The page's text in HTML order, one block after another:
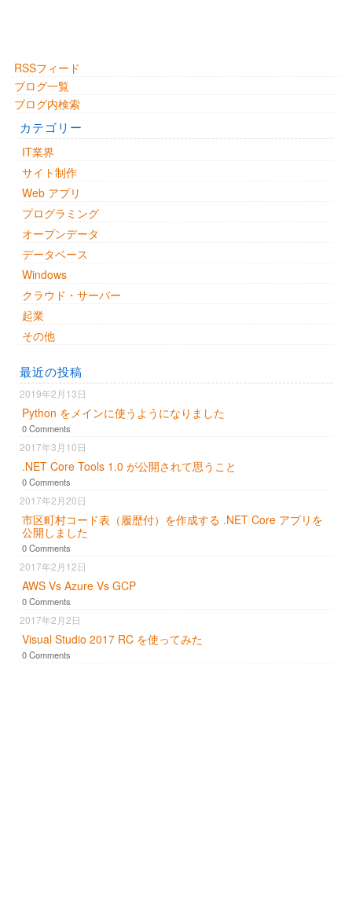
RSSフィード
ブログ一覧
ブログ内検索
カテゴリー
IT業界
サイト制作
Web アプリ
プログラミング
オープンデータ
データベース
Windows
クラウド・サーバー
起業
その他
最近の投稿
2019年2月13日
Python をメインに使うようになりました
0 Comments
2017年3月10日
.NET Core Tools 1.0 が公開されて思うこと
0 Comments
2017年2月20日
市区町村コード表（履歴付）を作成する .NET Core アプリを
公開しました
0 Comments
2017年2月12日
AWS Vs Azure Vs GCP
0 Comments
2017年2月2日
Visual Studio 2017 RC を使ってみた
0 Comments